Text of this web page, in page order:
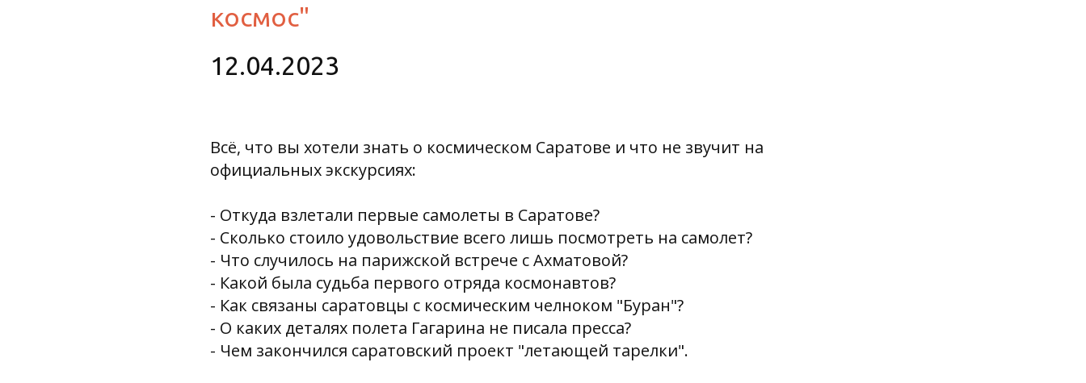
космос"
12.04.2023
Всё, что вы хотели знать о космическом Саратове и что не звучит на
официальных экскурсиях:
- Откуда взлетали первые самолеты в Саратове?
- Сколько стоило удовольствие всего лишь посмотреть на самолет?
- Что случилось на парижской встрече с Ахматовой?
- Какой была судьба первого отряда космонавтов?
- Как связаны саратовцы с космическим челноком "Буран"?
- О каких деталях полета Гагарина не писала пресса?
- Чем закончился саратовский проект "летающей тарелки".